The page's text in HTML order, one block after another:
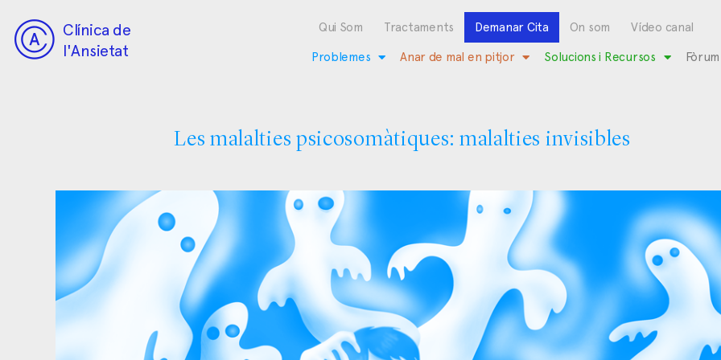
Clínica de
l'Ansietat
Qui Som Tractaments Demanar Cita On som Vídeo canal
Problemes Anar de mal en pitjor Solucions i Recursos Fòrum
Les malalties psicosomàtiques: malalties invisibles